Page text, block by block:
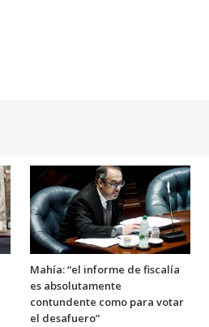
Mahía: “el informe de fiscalía
es absolutamente
contundente como para votar
el desafuero”